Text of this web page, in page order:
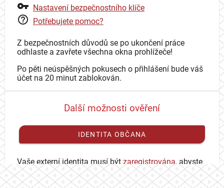
Nastavení bezpečnostního klíče
Potřebujete pomoc?
Z bezpečnostních důvodů se po ukončení práce
odhlaste a zavřete všechna okna prohlížeče!
Po pěti neúspěšných pokusech o přihlášení bude váš
účet na 20 minut zablokován.
Další možnosti ověření
IDENTITA OBČANA
Vaše externí identita musí být zaregistrována, abyste
se mohli přihlásit ke svému CAS účtu.